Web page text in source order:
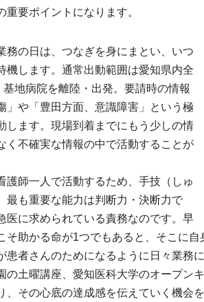
重要ポイントになります。
の日は、つなぎを身にまとい、いつ
機します。通常出動範囲は愛知県内全
地病院を離陸・出発。要請時の情報
」や「豊田方面、意識障害」という極
します。現場到着までにもう少しの情
く不確実な情報の中で活動することが
師一人で活動するため、手技（しゅ
最も重要な能力は判断力・決断力で
医に求められている責務なのです。早
そ助かる命が1つでもあると、そこに
患者さんのためになるように日々業務
土曜講座、愛知医科大学のオープン
、その心底の達成感を伝えていく機会